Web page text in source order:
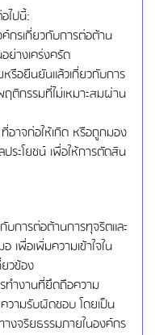
ไปนี้:
กรเกี่ยวกับการต่อต้าน
ย่างเคร่งครัด
รือยืนยันแล้วเกี่ยวกับการ
ติกรรมที่ไม่เหมาะสมผ่าน
อาจก่อให้เกิด หรือถูกมอง
ระโยชน์ เพื่อให้การตัดสิน
บการต่อต้านการทุจริตและ
เพื่อเพิ่มความเข้าใจใน
วข้อง
ทำงานที่ยึดถือความ
วามรับผิดชอบ โดยเป็น
งจริยธรรมภายในองค์กร